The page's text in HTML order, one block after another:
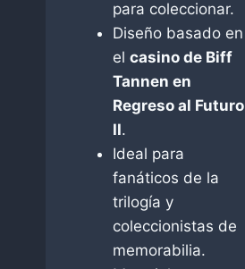
para coleccionar.
Diseño basado en
el casino de Biff
Tannen en
Regreso al Futuro
II.
Ideal para
fanáticos de la
trilogía y
coleccionistas de
memorabilia.